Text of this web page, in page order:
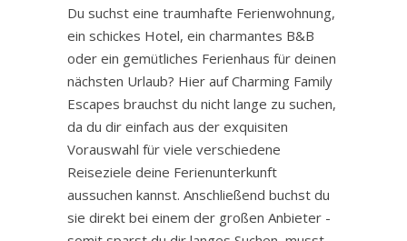
Du suchst eine traumhafte Ferienwohnung,
ein schickes Hotel, ein charmantes B&B
oder ein gemütliches Ferienhaus für deinen
nächsten Urlaub? Hier auf Charming Family
Escapes brauchst du nicht lange zu suchen,
da du dir einfach aus der exquisiten
Vorauswahl für viele verschiedene
Reiseziele deine Ferienunterkunft
aussuchen kannst. Anschließend buchst du
sie direkt bei einem der großen Anbieter -